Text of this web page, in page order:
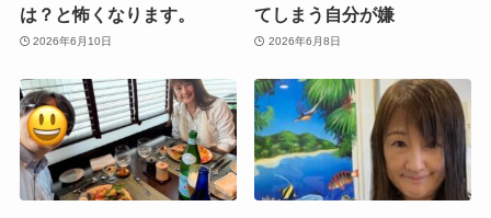
は？と怖くなります。
2026年6月10日
てしまう自分が嫌
2026年6月8日